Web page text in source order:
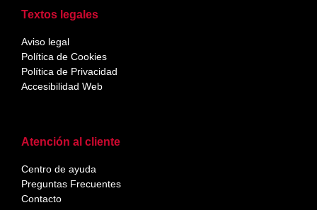
Atención al cliente
Centro de ayuda
Preguntas Frecuentes
Contacto
Textos legales
Aviso legal
Política de Cookies
Política de Privacidad
Accesibilidad Web